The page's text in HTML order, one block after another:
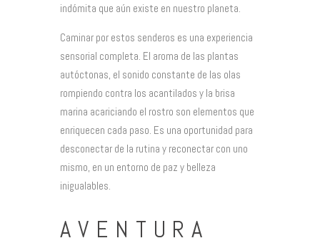
indómita que aún existe en nuestro planeta.
Caminar por estos senderos es una experiencia
sensorial completa. El aroma de las plantas
autóctonas, el sonido constante de las olas
rompiendo contra los acantilados y la brisa
marina acariciando el rostro son elementos que
enriquecen cada paso. Es una oportunidad para
desconectar de la rutina y reconectar con uno
mismo, en un entorno de paz y belleza
inigualables.
AVENTURA